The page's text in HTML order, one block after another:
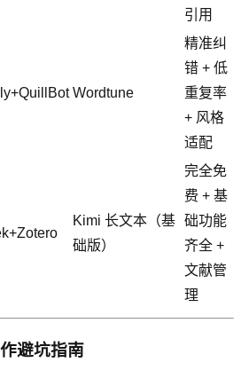
引用
Wordtune
精准纠
错 + 低
重复率
+ 风格
适配
Kimi 长文本（基
础版）
完全免
费 + 基
础功能
齐全 +
文献管
理
避坑指南